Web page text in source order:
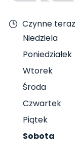
Czynne teraz
Niedziela
Poniedziałek
Wtorek
Środa
Czwartek
Piątek
Sobota